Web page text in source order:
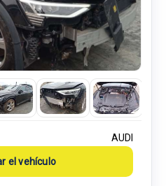
AUDI
el vehículo